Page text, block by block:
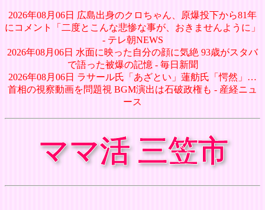
2026年08月06日 広島出身のクロちゃん、原爆投下から81年
にコメント「二度とこんな悲惨な事が、おきませんように」
- テレ朝NEWS
2026年08月06日 水面に映った自分の顔に気絶 93歳がスタバ
で語った被爆の記憶 - 毎日新聞
2026年08月06日 ラサール氏「あざとい」蓮舫氏「愕然」…
首相の視察動画を問題視 BGM演出は石破政権も - 産経ニュ
ース
ママ活 三笠市